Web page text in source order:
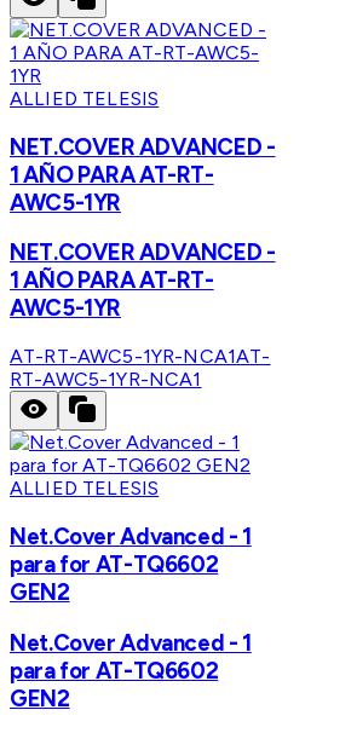
ALLIED TELESIS
NET.COVER ADVANCED -
1 AÑO PARA AT-RT-
AWC5-1YR
NET.COVER ADVANCED -
1 AÑO PARA AT-RT-
AWC5-1YR
AT-RT-AWC5-1YR-NCA1AT-
RT-AWC5-1YR-NCA1
ALLIED TELESIS
Net.Cover Advanced - 1
para for AT-TQ6602
GEN2
Net.Cover Advanced - 1
para for AT-TQ6602
GEN2